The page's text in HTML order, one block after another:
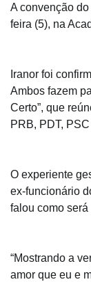
A convenção
feira (5), na
Iranor foi
Ambos fazem
Certo”, que
PRB, PDT,
O experiente
ex-funcionário
falou como
“Mostrando a
amor que eu e